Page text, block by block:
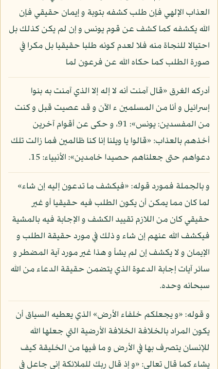
العذاب الإلهي فإن طلب كشفه بتوبة و إيمان حقيقي فإن
الله يكشفه كما كشف عن قوم يونس و إن لم يكن كذلك بل
احتيالا للنجاة منه فلا لعدم كونه طلبا حقيقيا بل مكرا في
صورة الطلب كما حكاه الله عن فرعون لما
أدركه الغرق «قال آمنت أنه لا إله إلا الذي آمنت به بنوا
إسرائيل و أنا من المسلمين ء الآن و قد عصيت قبل و كنت
من المفسدين: يونس»: 91، و حكى عن أقوام آخرين
أخذهم بالعذاب: «قالوا يا ويلنا إنا كنا ظالمين فما زالت تلك
دعواهم حتى جعلناهم حصيدا خامدين»: الأنبياء: 15.
و بالجملة فمورد قوله: «فيكشف ما تدعون إليه إن شاء»
لما كان مما يمكن أن يكون الطلب فيه حقيقيا أو غير
حقيقي كان من اللازم تقييد الكشف و الإجابة فيه بالمشية
فيكشف الله عنهم إن شاء و ذلك في مورد حقيقة الطلب و
الإيمان و لا يكشف إن لم يشأ و هذا غير مورد آية المضطر و
سائر آيات إجابة الدعوة الذي يتضمن حقيقة الدعاء من الله
سبحانه وحده.
و قوله: «و يجعلكم خلفاء الأرض» الذي يعطيه السياق أن
يكون المراد بالخلافة الخلافة الأرضية التي جعلها الله
للإنسان يتصرف بها في الأرض و ما فيها من الخليقة كيف
يشاء كما قال تعالى: «و إذ قال ربك للملائكة إني جاعل في